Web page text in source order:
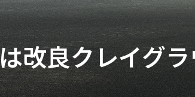
改良クレイグ